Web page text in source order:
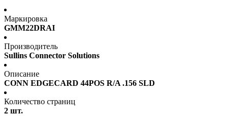
Маркировка
GMM22DRAI
Производитель
Sullins Connector Solutions
Описание
CONN EDGECARD 44POS R/A .156 SLD
Количество страниц
2 шт.